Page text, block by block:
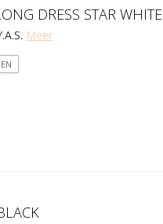
DRESS STAR WHITE
Meer